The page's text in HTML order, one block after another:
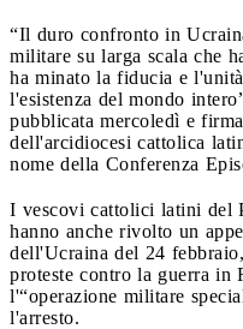
“Il duro confronto in
militare su larga scala che
ha minato la fiducia e
l'esistenza del mondo
pubblicata mercoledì e
dell'arcidiocesi cattolica
nome della Conferenza
I vescovi cattolici latini del
hanno anche rivolto un
dell'Ucraina del 24
proteste contro la guerra in
l'“operazione militare
l'arresto.